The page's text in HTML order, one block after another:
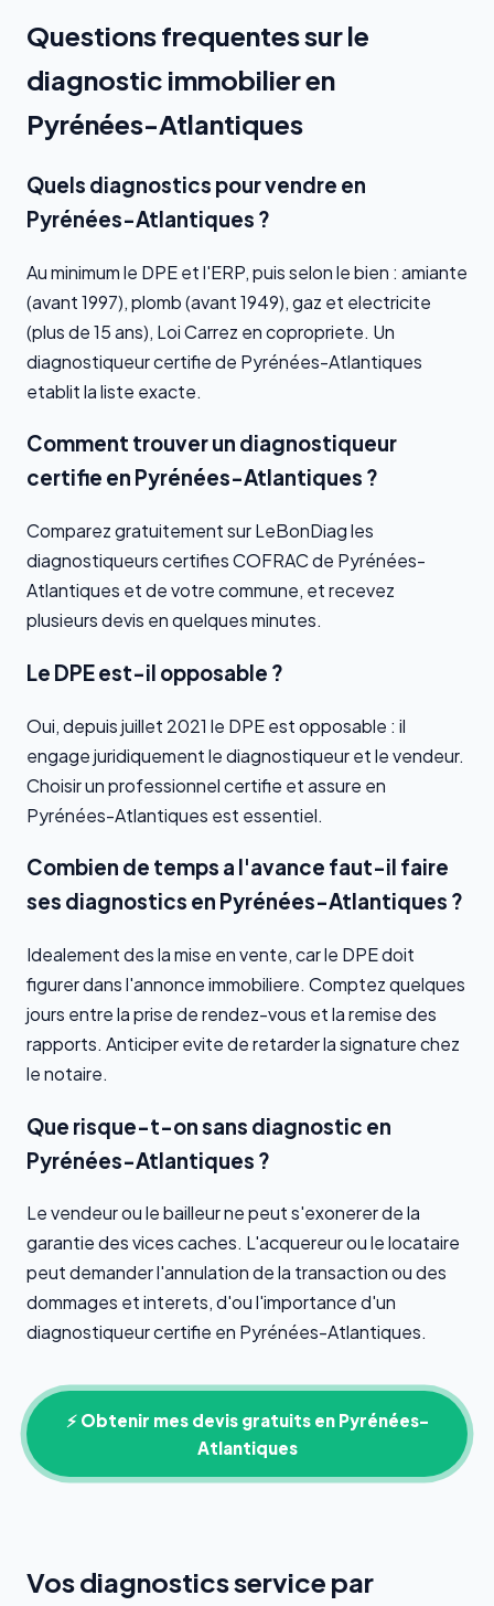
Questions frequentes sur le
diagnostic immobilier en
Pyrénées-Atlantiques
Quels diagnostics pour vendre en
Pyrénées-Atlantiques ?
Au minimum le DPE et l'ERP, puis selon le bien : amiante
(avant 1997), plomb (avant 1949), gaz et electricite
(plus de 15 ans), Loi Carrez en copropriete. Un
diagnostiqueur certifie de Pyrénées-Atlantiques
etablit la liste exacte.
Comment trouver un diagnostiqueur
certifie en Pyrénées-Atlantiques ?
Comparez gratuitement sur LeBonDiag les
diagnostiqueurs certifies COFRAC de Pyrénées-
Atlantiques et de votre commune, et recevez
plusieurs devis en quelques minutes.
Le DPE est-il opposable ?
Oui, depuis juillet 2021 le DPE est opposable : il
engage juridiquement le diagnostiqueur et le vendeur.
Choisir un professionnel certifie et assure en
Pyrénées-Atlantiques est essentiel.
Combien de temps a l'avance faut-il faire
ses diagnostics en Pyrénées-Atlantiques ?
Idealement des la mise en vente, car le DPE doit
figurer dans l'annonce immobiliere. Comptez quelques
jours entre la prise de rendez-vous et la remise des
rapports. Anticiper evite de retarder la signature chez
le notaire.
Que risque-t-on sans diagnostic en
Pyrénées-Atlantiques ?
Le vendeur ou le bailleur ne peut s'exonerer de la
garantie des vices caches. L'acquereur ou le locataire
peut demander l'annulation de la transaction ou des
dommages et interets, d'ou l'importance d'un
diagnostiqueur certifie en Pyrénées-Atlantiques.
⚡ Obtenir mes devis gratuits en Pyrénées-
Atlantiques
Vos diagnostics service par